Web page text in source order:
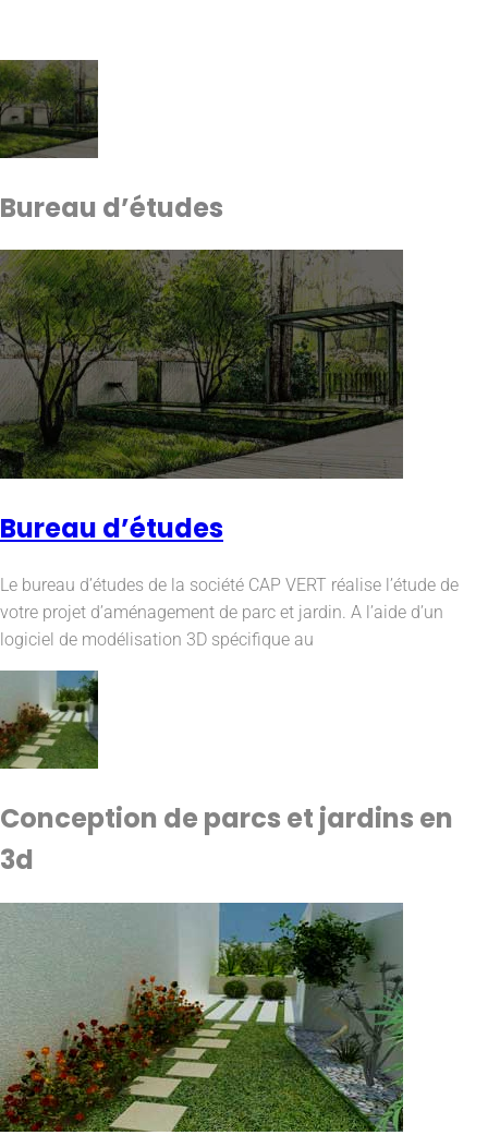
Bureau d’études
Bureau d’études
Le bureau d’études de la société CAP VERT réalise l’étude de
votre projet d’aménagement de parc et jardin. A l’aide d’un
logiciel de modélisation 3D spécifique au
Conception de parcs et jardins en
3d